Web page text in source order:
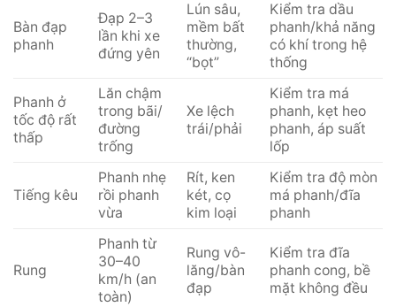
Bàn đạp
phanh
Đạp 2–3
lần khi xe
đứng yên
Lún sâu,
mềm bất
thường,
“bọt”
Kiểm tra dầu
phanh/khả năng
có khí trong hệ
thống
Phanh ở
tốc độ rất
thấp
Lăn chậm
trong bãi/
đường
trống
Xe lệch
trái/phải
Kiểm tra má
phanh, kẹt heo
phanh, áp suất
lốp
Tiếng kêu
Phanh nhẹ
rồi phanh
vừa
Rít, ken
két, cọ
kim loại
Kiểm tra độ mòn
má phanh/đĩa
phanh
Rung
Phanh từ
30–40
km/h (an
toàn)
Rung vô-
lăng/bàn
đạp
Kiểm tra đĩa
phanh cong, bề
mặt không đều